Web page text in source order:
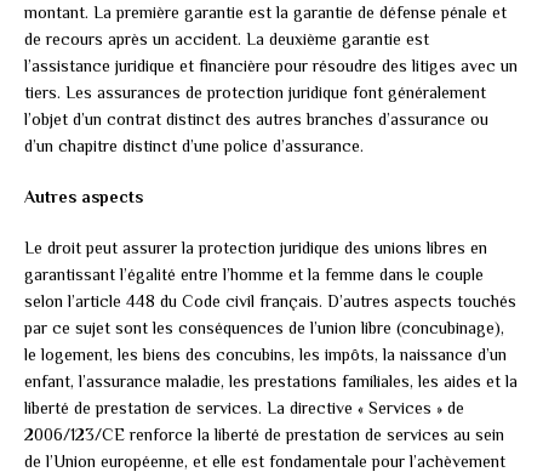
montant. La première garantie est la garantie de défense pénale et
de recours après un accident. La deuxième garantie est
l’assistance juridique et financière pour résoudre des litiges avec un
tiers. Les assurances de protection juridique font généralement
l’objet d’un contrat distinct des autres branches d’assurance ou
d’un chapitre distinct d’une police d’assurance.
Autres aspects
Le droit peut assurer la protection juridique des unions libres en
garantissant l’égalité entre l’homme et la femme dans le couple
selon l’article 448 du Code civil français. D’autres aspects touchés
par ce sujet sont les conséquences de l’union libre (concubinage),
le logement, les biens des concubins, les impôts, la naissance d’un
enfant, l’assurance maladie, les prestations familiales, les aides et la
liberté de prestation de services. La directive « Services » de
2006/123/CE renforce la liberté de prestation de services au sein
de l’Union européenne, et elle est fondamentale pour l’achèvement